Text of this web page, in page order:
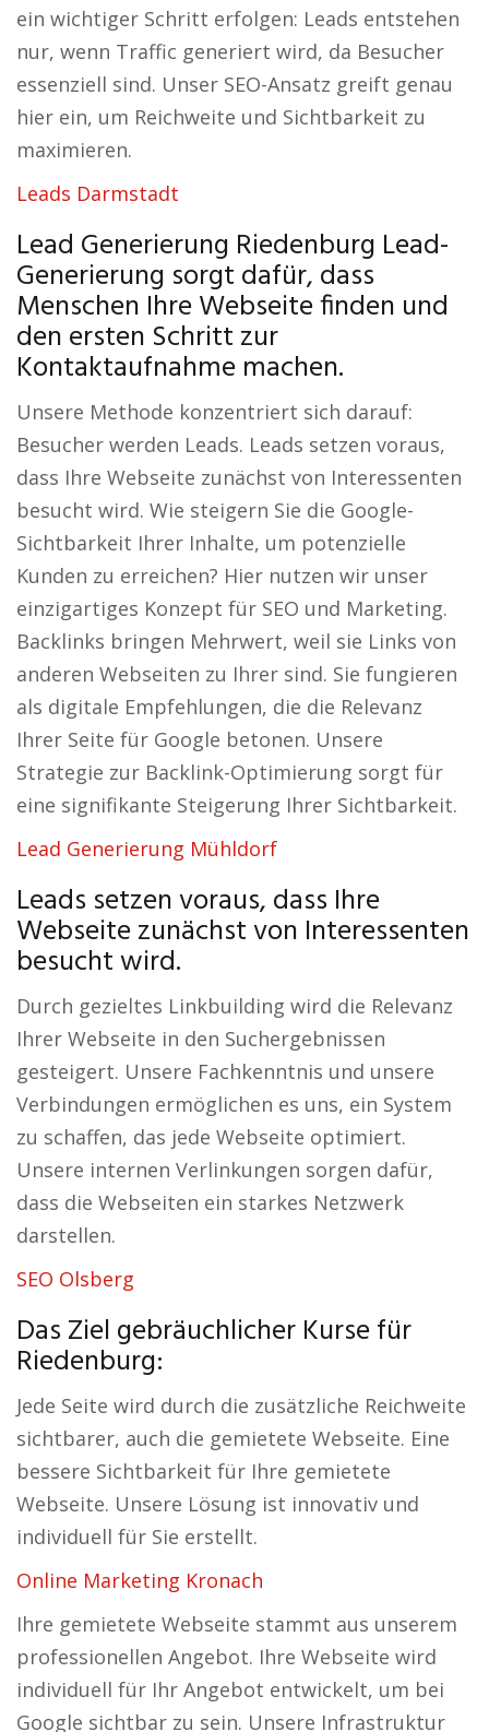
ein wichtiger Schritt erfolgen: Leads entstehen
nur, wenn Traffic generiert wird, da Besucher
essenziell sind. Unser SEO-Ansatz greift genau
hier ein, um Reichweite und Sichtbarkeit zu
maximieren.
Leads Darmstadt
Lead Generierung Riedenburg Lead-
Generierung sorgt dafür, dass
Menschen Ihre Webseite finden und
den ersten Schritt zur
Kontaktaufnahme machen.
Unsere Methode konzentriert sich darauf:
Besucher werden Leads. Leads setzen voraus,
dass Ihre Webseite zunächst von Interessenten
besucht wird. Wie steigern Sie die Google-
Sichtbarkeit Ihrer Inhalte, um potenzielle
Kunden zu erreichen? Hier nutzen wir unser
einzigartiges Konzept für SEO und Marketing.
Backlinks bringen Mehrwert, weil sie Links von
anderen Webseiten zu Ihrer sind. Sie fungieren
als digitale Empfehlungen, die die Relevanz
Ihrer Seite für Google betonen. Unsere
Strategie zur Backlink-Optimierung sorgt für
eine signifikante Steigerung Ihrer Sichtbarkeit.
Lead Generierung Mühldorf
Leads setzen voraus, dass Ihre
Webseite zunächst von Interessenten
besucht wird.
Durch gezieltes Linkbuilding wird die Relevanz
Ihrer Webseite in den Suchergebnissen
gesteigert. Unsere Fachkenntnis und unsere
Verbindungen ermöglichen es uns, ein System
zu schaffen, das jede Webseite optimiert.
Unsere internen Verlinkungen sorgen dafür,
dass die Webseiten ein starkes Netzwerk
darstellen.
SEO Olsberg
Das Ziel gebräuchlicher Kurse für
Riedenburg:
Jede Seite wird durch die zusätzliche Reichweite
sichtbarer, auch die gemietete Webseite. Eine
bessere Sichtbarkeit für Ihre gemietete
Webseite. Unsere Lösung ist innovativ und
individuell für Sie erstellt.
Online Marketing Kronach
Ihre gemietete Webseite stammt aus unserem
professionellen Angebot. Ihre Webseite wird
individuell für Ihr Angebot entwickelt, um bei
Google sichtbar zu sein. Unsere Infrastruktur